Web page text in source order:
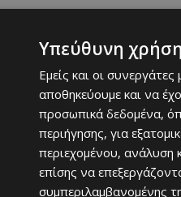
Άνθρωποι, Κτιστά και
Υπεύθυνη
Εμείς και οι
αποθηκεύουμε και να
προσωπικά δεδομένα,
περιήγησης, για
περιεχομένου, ανάλυση
επίσης να
συμπεριλαμβανομένης